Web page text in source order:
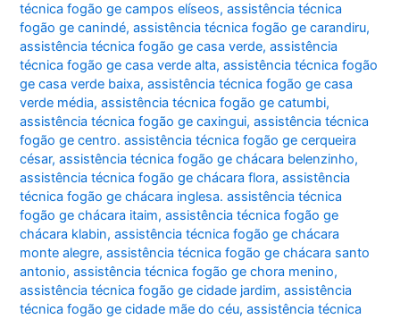
técnica fogão ge campos elíseos,assistência técnica
fogão ge canindé,assistência técnica fogão ge carandiru,
assistência técnica fogão ge casa verde,assistência
técnica fogão ge casa verde alta,assistência técnica fogão
ge casa verde baixa,assistência técnica fogão ge casa
verde média,assistência técnica fogão ge catumbi,
assistência técnica fogão ge caxingui,assistência técnica
fogão ge centro. assistência técnica fogão ge cerqueira
césar,assistência técnica fogão ge chácara belenzinho,
assistência técnica fogão ge chácara flora,assistência
técnica fogão ge chácara inglesa. assistência técnica
fogão ge chácara itaim,assistência técnica fogão ge
chácara klabin,assistência técnica fogão ge chácara
monte alegre,assistência técnica fogão ge chácara santo
antonio,assistência técnica fogão ge chora menino,
assistência técnica fogão ge cidade jardim,assistência
técnica fogão ge cidade mãe do céu,assistência técnica